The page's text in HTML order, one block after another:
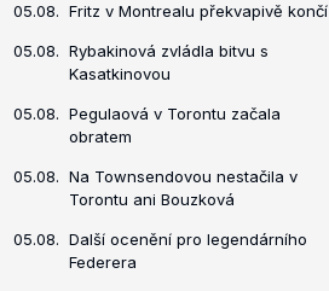
05.08. Fritz v Montrealu překvapivě končí
05.08. Rybakinová zvládla bitvu s
Kasatkinovou
05.08. Pegulaová v Torontu začala
obratem
05.08. Na Townsendovou nestačila v
Torontu ani Bouzková
05.08. Další ocenění pro legendárního
Federera